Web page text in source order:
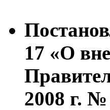
17 «О
2008 г. №